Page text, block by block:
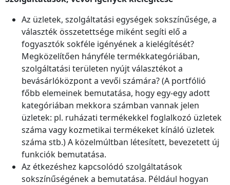
Az üzletek, szolgáltatási egységek sokszínűsége, a
választék összetettsége miként segíti elő a
fogyasztók sokféle igényének a kielégítését?
Megközelítően hányféle termékkategóriában,
szolgáltatási területen nyújt választékot a
bevásárlóközpont a vevői számára? (A portfólió
főbb elemeinek bemutatása, hogy egy-egy adott
kategóriában mekkora számban vannak jelen
üzletek: pl. ruházati termékekkel foglalkozó üzletek
száma vagy kozmetikai termékeket kínáló üzletek
száma stb.) A közelmúltban létesített, bevezetett új
funkciók bemutatása.
Az étkezéshez kapcsolódó szolgáltatások
sokszínűségének a bemutatása. Például hogyan